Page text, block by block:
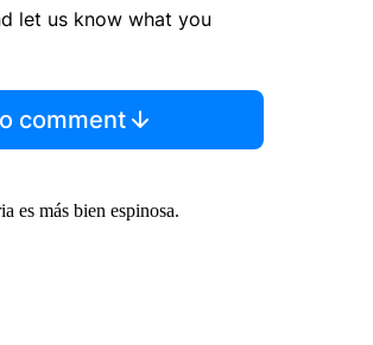
let us know what you
comment
es más bien espinosa.